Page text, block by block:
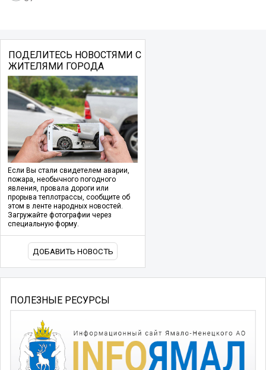
ПОДЕЛИТЕСЬ НОВОСТЯМИ С
ЖИТЕЛЯМИ ГОРОДА
Если Вы стали свидетелем аварии,
пожара, необычного погодного
явления, провала дороги или
прорыва теплотрассы, сообщите об
этом в ленте народных новостей.
Загружайте фотографии через
специальную форму.
ДОБАВИТЬ НОВОСТЬ
ПОЛЕЗНЫЕ РЕСУРСЫ